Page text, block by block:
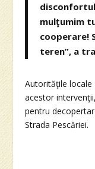
mulţumim
cooperare!
teren”, a
Autorităţile locale
acestor
pentru
Strada Pescăriei.